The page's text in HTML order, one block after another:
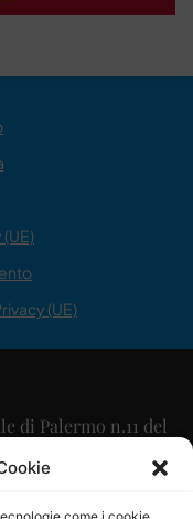
(UE)
di Palermo n.11 del